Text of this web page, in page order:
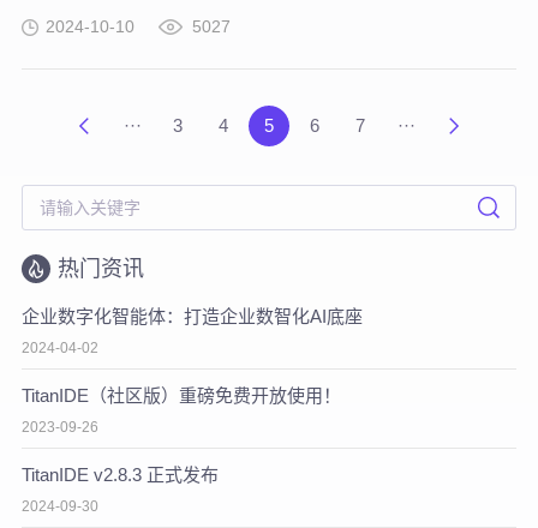
2024-10-10 5027
··· 3 4 5 6 7 ···
热门资讯
企业数字化智能体：打造企业数智化AI底座
2024-04-02
TitanIDE（社区版）重磅免费开放使用！
2023-09-26
TitanIDE v2.8.3 正式发布
2024-09-30